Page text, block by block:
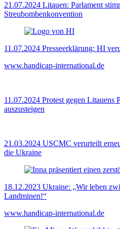
21.07.2024 Litauen: Parlament
Streubombenkonvention
11.07.2024 Presseerklärung: HI
www.handicap-international.de
11.07.2024 Protest gegen Litauens
auszusteigen
21.03.2024 USCMC verurteilt
die Ukraine
18.12.2023 Ukraine: „Wir leben
Landminen!“
www.handicap-international.de